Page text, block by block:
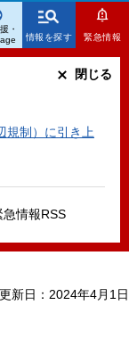
情報を探す 緊急情報
規制）に引き上
急情報RSS
閉じる
・
更新日：2024年4月1日